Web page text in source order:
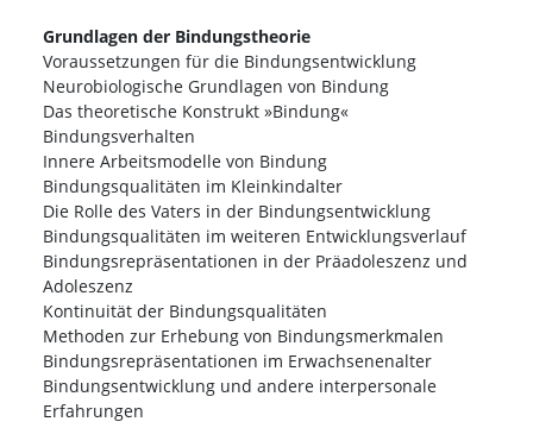
Grundlagen der Bindungstheorie
Voraussetzungen für die Bindungsentwicklung
Neurobiologische Grundlagen von Bindung
Das theoretische Konstrukt »Bindung«
Bindungsverhalten
Innere Arbeitsmodelle von Bindung
Bindungsqualitäten im Kleinkindalter
Die Rolle des Vaters in der Bindungsentwicklung
Bindungsqualitäten im weiteren Entwicklungsverlauf
Bindungsrepräsentationen in der Präadoleszenz und
Adoleszenz
Kontinuität der Bindungsqualitäten
Methoden zur Erhebung von Bindungsmerkmalen
Bindungsrepräsentationen im Erwachsenenalter
Bindungsentwicklung und andere interpersonale
Erfahrungen